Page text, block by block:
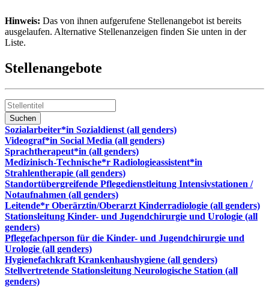
Hinweis: Das von ihnen aufgerufene Stellenangebot ist bereits
ausgelaufen. Alternative Stellenanzeigen finden Sie unten in der
Liste.
Stellenangebote
Sozialarbeiter*in Sozialdienst (all genders)
Videograf*in Social Media (all genders)
Sprachtherapeut*in (all genders)
Medizinisch-Technische*r Radiologieassistent*in
Strahlentherapie (all genders)
Standortübergreifende Pflegedienstleitung Intensivstationen /
Notaufnahmen (all genders)
Leitende*r Oberärztin/Oberarzt Kinderradiologie (all genders)
Stationsleitung Kinder- und Jugendchirurgie und Urologie (all
genders)
Pflegefachperson für die Kinder- und Jugendchirurgie und
Urologie (all genders)
Hygienefachkraft Krankenhaushygiene (all genders)
Stellvertretende Stationsleitung Neurologische Station (all
genders)